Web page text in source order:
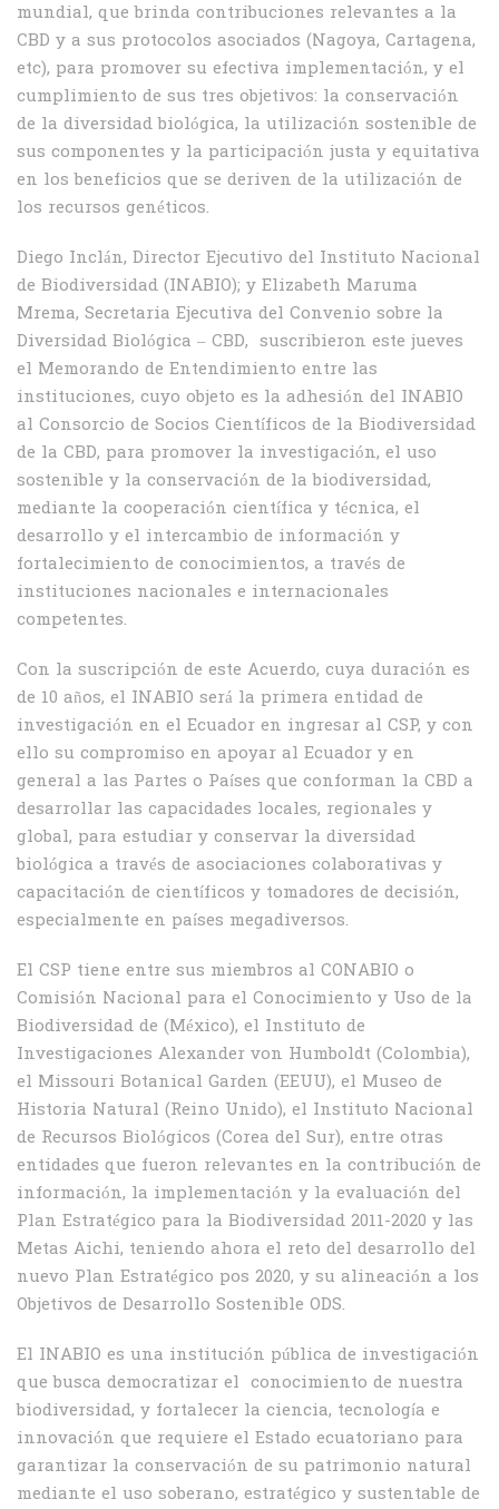
mundial, que brinda contribuciones relevantes a la
CBD y a sus protocolos asociados (Nagoya, Cartagena,
etc), para promover su efectiva implementación, y el
cumplimiento de sus tres objetivos: la conservación
de la diversidad biológica, la utilización sostenible de
sus componentes y la participación justa y equitativa
en los beneficios que se deriven de la utilización de
los recursos genéticos.
Diego Inclán, Director Ejecutivo del Instituto Nacional
de Biodiversidad (INABIO); y Elizabeth Maruma
Mrema, Secretaria Ejecutiva del Convenio sobre la
Diversidad Biológica – CBD, suscribieron este jueves
el Memorando de Entendimiento entre las
instituciones, cuyo objeto es la adhesión del INABIO
al Consorcio de Socios Científicos de la Biodiversidad
de la CBD, para promover la investigación, el uso
sostenible y la conservación de la biodiversidad,
mediante la cooperación científica y técnica, el
desarrollo y el intercambio de información y
fortalecimiento de conocimientos, a través de
instituciones nacionales e internacionales
competentes.
Con la suscripción de este Acuerdo, cuya duración es
de 10 años, el INABIO será la primera entidad de
investigación en el Ecuador en ingresar al CSP, y con
ello su compromiso en apoyar al Ecuador y en
general a las Partes o Países que conforman la CBD a
desarrollar las capacidades locales, regionales y
global, para estudiar y conservar la diversidad
biológica a través de asociaciones colaborativas y
capacitación de científicos y tomadores de decisión,
especialmente en países megadiversos.
El CSP tiene entre sus miembros al CONABIO o
Comisión Nacional para el Conocimiento y Uso de la
Biodiversidad de (México), el Instituto de
Investigaciones Alexander von Humboldt (Colombia),
el Missouri Botanical Garden (EEUU), el Museo de
Historia Natural (Reino Unido), el Instituto Nacional
de Recursos Biológicos (Corea del Sur), entre otras
entidades que fueron relevantes en la contribución de
información, la implementación y la evaluación del
Plan Estratégico para la Biodiversidad 2011-2020 y las
Metas Aichi, teniendo ahora el reto del desarrollo del
nuevo Plan Estratégico pos 2020, y su alineación a los
Objetivos de Desarrollo Sostenible ODS.
El INABIO es una institución pública de investigación
que busca democratizar el conocimiento de nuestra
biodiversidad, y fortalecer la ciencia, tecnología e
innovación que requiere el Estado ecuatoriano para
garantizar la conservación de su patrimonio natural
mediante el uso soberano, estratégico y sustentable de